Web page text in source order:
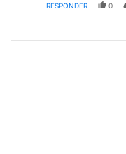
RESPONDER 0